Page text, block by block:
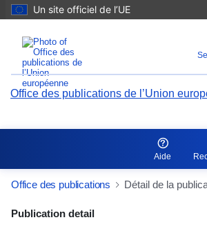
Un site officiel de l’UE
Office des publications de l’Union
Aide
Office des publications Détail de la
Publication Detail Actions
Publication detail